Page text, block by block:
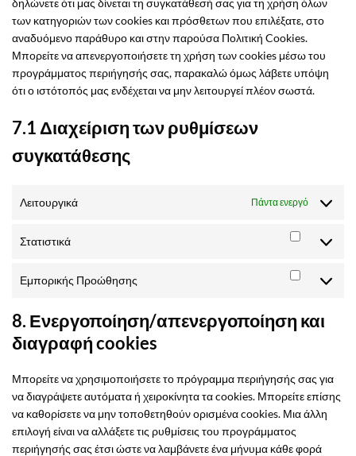
των κατηγοριών των cookies και πρόσθετων που επιλέξατε, στο
αναδυόμενο παράθυρο και στην παρούσα Πολιτική Cookies.
Μπορείτε να απενεργοποιήσετε τη χρήση των cookies μέσω του
προγράμματος περιήγησής σας, παρακαλώ όμως λάβετε υπόψη
ότι ο ιστότοπός μας ενδέχεται να μην λειτουργεί πλέον σωστά.
7.1 Διαχείριση των ρυθμίσεων
συγκατάθεσης
Λειτουργικά Πάντα ενεργό
Στατιστικά
Εμπορικής Προώθησης
8. Ενεργοποίηση/απενεργοποίηση και
διαγραφή cookies
Μπορείτε να χρησιμοποιήσετε το πρόγραμμα περιήγησής σας για
να διαγράψετε αυτόματα ή χειροκίνητα τα cookies. Μπορείτε επίσης
να καθορίσετε να μην τοποθετηθούν ορισμένα cookies. Μια άλλη
επιλογή είναι να αλλάξετε τις ρυθμίσεις του προγράμματος
περιήγησής σας έτσι ώστε να λαμβάνετε ένα μήνυμα κάθε φορά